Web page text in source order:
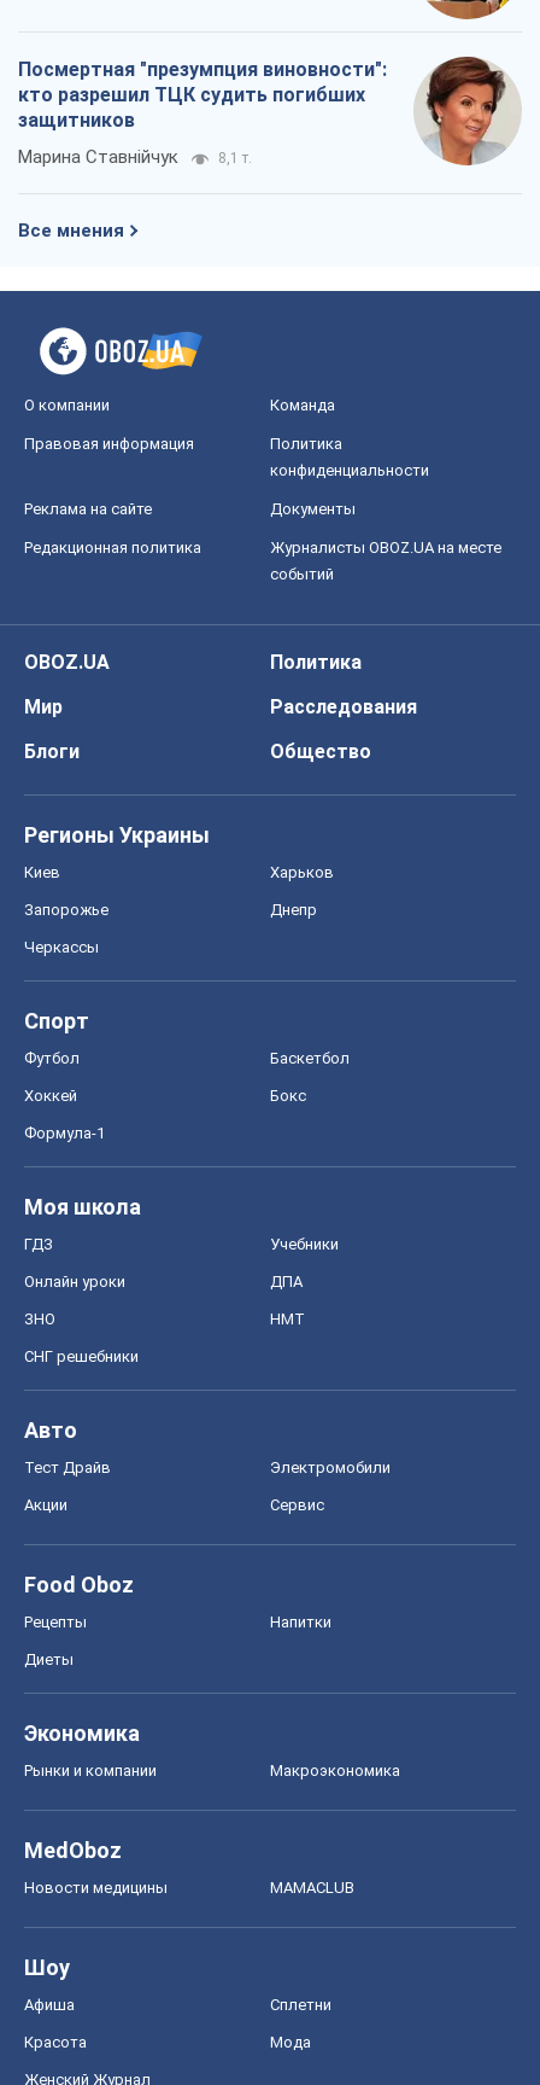
Посмертная "презумпция виновности":
кто разрешил ТЦК судить погибших
защитников
Марина Ставнійчук 8,1 т.
Все мнения
О компании Команда
Правовая информация
Политика
конфиденциальности
Реклама на сайте Документы
Редакционная политика
Журналисты OBOZ.UA на месте
событий
OBOZ.UA
Политика
Мир
Расследования
Блоги
Общество
Регионы Украины
Киев Харьков
Запорожье Днепр
Черкассы
Спорт
Футбол Баскетбол
Хоккей Бокс
Формула-1
Моя школа
ГДЗ Учебники
Онлайн уроки ДПА
ЗНО НМТ
СНГ решебники
Авто
Тест Драйв Электромобили
Акции Сервис
Food Oboz
Рецепты Напитки
Диеты
Экономика
Рынки и компании Mакроэкономика
MedOboz
Новости медицины MAMACLUB
Шоу
Афиша Сплетни
Красота Мода
Женский Журнал